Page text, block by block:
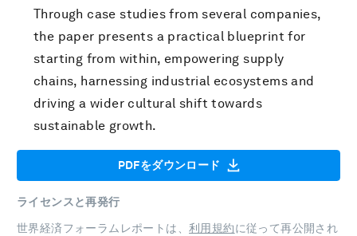
Through case studies from several companies,
the paper presents a practical blueprint for
starting from within, empowering supply
chains, harnessing industrial ecosystems and
driving a wider cultural shift towards
sustainable growth.
PDFをダウンロード
ライセンスと再発行
世界経済フォーラムレポートは、 利用規約に従って再公開され